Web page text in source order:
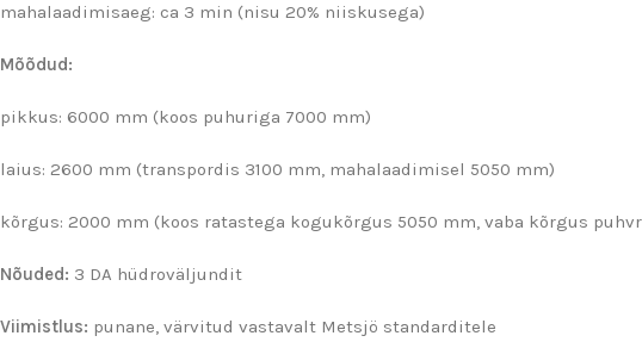
mahalaadimisaeg: ca 3 min (nisu 20% niiskusega)
Mõõdud:
pikkus: 6000 mm (koos puhuriga 7000 mm)
laius: 2600 mm (transpordis 3100 mm, mahalaadimisel 5050 mm)
kõrgus: 2000 mm (koos ratastega kogukõrgus 5050 mm, vaba kõrgus
Nõuded: 3 DA hüdroväljundit
Viimistlus: punane, värvitud vastavalt Metsjö standarditele